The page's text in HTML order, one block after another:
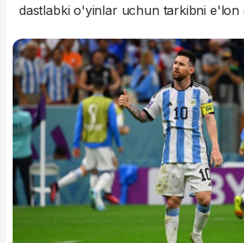
dastlabki o'yinlar uchun tarkibni e'lon